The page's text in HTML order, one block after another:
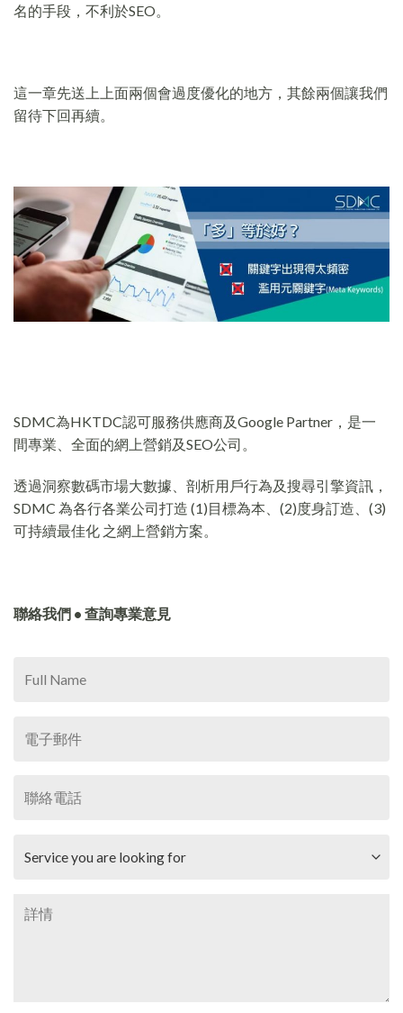
名的手段，不利於SEO。
這一章先送上上面兩個會過度優化的地方，其餘兩個讓我們
留待下回再續。
SDMC為HKTDC認可服務供應商及Google Partner，是一
間專業、全面的網上營銷及SEO公司。
透過洞察數碼市場大數據、剖析用戶行為及搜尋引擎資訊，
SDMC 為各行各業公司打造 (1)目標為本、(2)度身訂造、(3)
可持續最佳化 之網上營銷方案。
聯絡我們 • 查詢專業意見